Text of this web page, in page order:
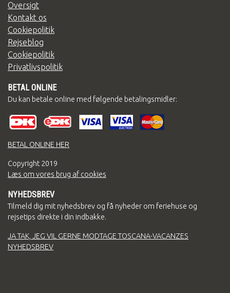
Oversigt
Kontakt os
Cookiepolitik
Rejseblog
Cookiepolitik
Privatlivspolitik
BETAL ONLINE
Du kan betale online med følgende betalingsmidler:
BETAL ONLINE HER
Copyright 2019
Læs om vores brug af cookies
NYHEDSBREV
Tilmeld dig mit nyhedsbrev og få nyheder om feriehuse og
rejsetips direkte i din indbakke.
JA TAK, JEG VIL GERNE MODTAGE TOSCANA-VACANZES
NYHEDSBREV